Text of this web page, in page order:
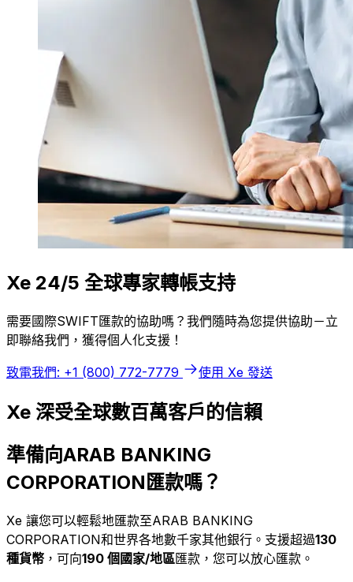
Xe 24/5 全球專家轉帳支持
需要國際SWIFT匯款的協助嗎？我們隨時為您提供協助－立
即聯絡我們，獲得個人化支援！
致電我們: +1 (800) 772-7779 使用 Xe 發送
Xe 深受全球數百萬客戶的信賴
準備向ARAB BANKING
CORPORATION匯款嗎？
Xe 讓您可以輕鬆地匯款至ARAB BANKING
CORPORATION和世界各地數千家其他銀行。支援超過130
種貨幣 ，可向190 個國家/地區匯款，您可以放心匯款。